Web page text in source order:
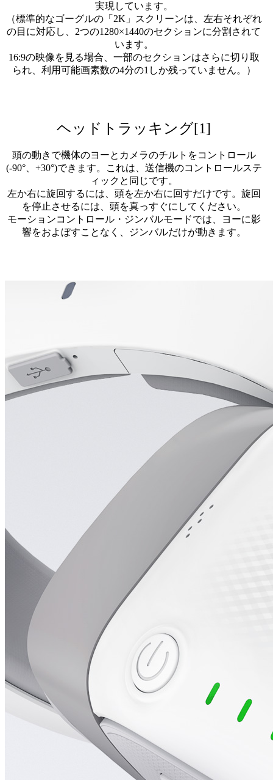
実現しています。
（標準的なゴーグルの「2K」スクリーンは、左右それぞれ
の目に対応し、2つの1280×1440のセクションに分割されて
います。
16:9の映像を見る場合、一部のセクションはさらに切り取
られ、利用可能画素数の4分の1しか残っていません。）
ヘッドトラッキング[1]
頭の動きで機体のヨーとカメラのチルトをコントロール
(-90°、+30°)できます。これは、送信機のコントロールステ
ィックと同じです。
左か右に旋回するには、頭を左か右に回すだけです。旋回
を停止させるには、頭を真っすぐにしてください。
モーションコントロール・ジンバルモードでは、ヨーに影
響をおよぼすことなく、ジンバルだけが動きます。